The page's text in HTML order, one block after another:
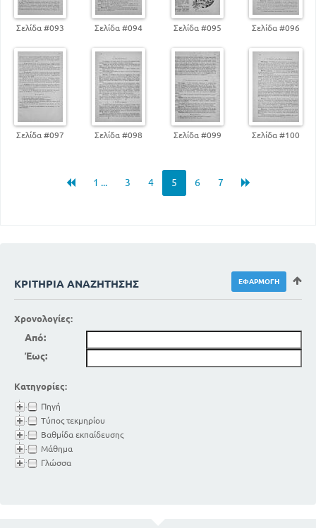
Σελίδα #093 Σελίδα #094 Σελίδα #095 Σελίδα #096
Σελίδα #097 Σελίδα #098 Σελίδα #099 Σελίδα #100
1 ... 3 4 5 6 7
ΚΡΙΤΉΡΙΑ ΑΝΑΖΉΤΗΣΗΣ
Χρονολογίες:
Από:
Έως:
Κατηγορίες:
Πηγή
Τύπος τεκμηρίου
Βαθμίδα εκπαίδευσης
Μάθημα
Γλώσσα